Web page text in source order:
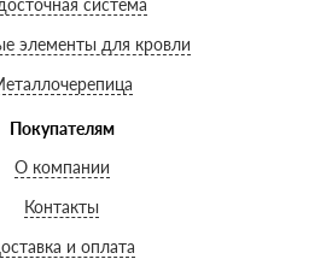
система
элементы для кровли
Покупателям
О компании
Контакты
и оплата